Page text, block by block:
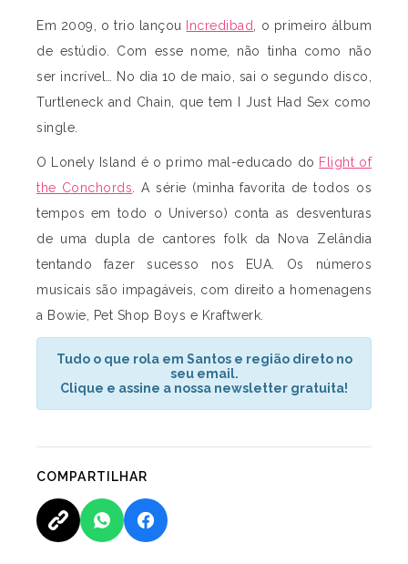
Em 2009, o trio lançou Incredibad
, o primeiro álbum
de estúdio. Com esse nome, não tinha como não
ser incrível… No dia 10 de maio, sai o segundo disco,
Turtleneck and Chain, que tem I Just Had Sex como
single.
O Lonely Island é o primo mal-educado do Flight of
the Conchords . A série (minha favorita de todos os
tempos em todo o Universo) conta as desventuras
de uma dupla de cantores folk da Nova Zelândia
tentando fazer sucesso nos EUA. Os números
musicais são impagáveis, com direito a homenagens
a Bowie, Pet Shop Boys e Kraftwerk.
Tudo o que rola em Santos e região direto no
seu email.
Clique e assine a nossa newsletter gratuita!
COMPARTILHAR